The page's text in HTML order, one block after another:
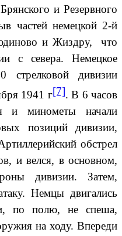
и Резервного
частей немецкой 2-й
и Жиздру, что
с севера. Немецкое
стрелковой дивизии
1941 г[7]. В 6 часов
и минометы начали
позиций дивизии,
обстрел
и велся, в основном,
дивизии. Затем,
Немцы двигались
по полю, не спеша,
на ходу. Впереди